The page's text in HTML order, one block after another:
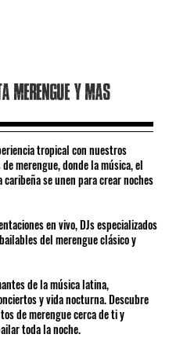
merengue y mas
tropical con nuestros
merengue, donde la música, el
se unen para crear noches
en vivo, DJs especializados
del merengue clásico y
de la música latina,
y vida nocturna. Descubre
de merengue cerca de ti y
toda la noche.